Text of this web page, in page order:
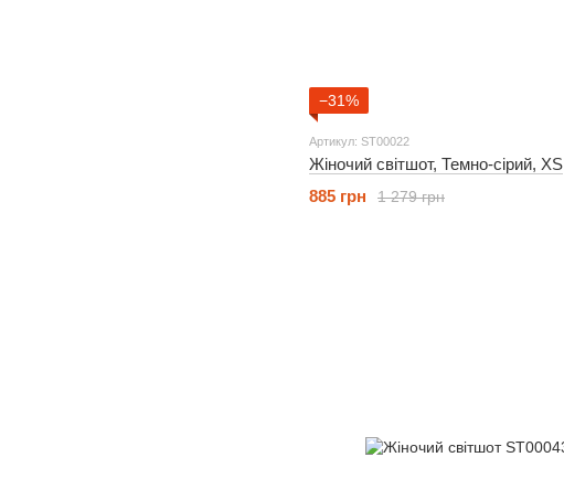
−31%
Артикул: ST00022
Жіночий світшот, Темно-сірий, XS
1 279 грн
885 грн